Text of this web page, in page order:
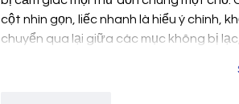
cột nhìn gọn, liếc nhanh là hiểu ý chính,
chuyển qua lại giữa các mục không bị